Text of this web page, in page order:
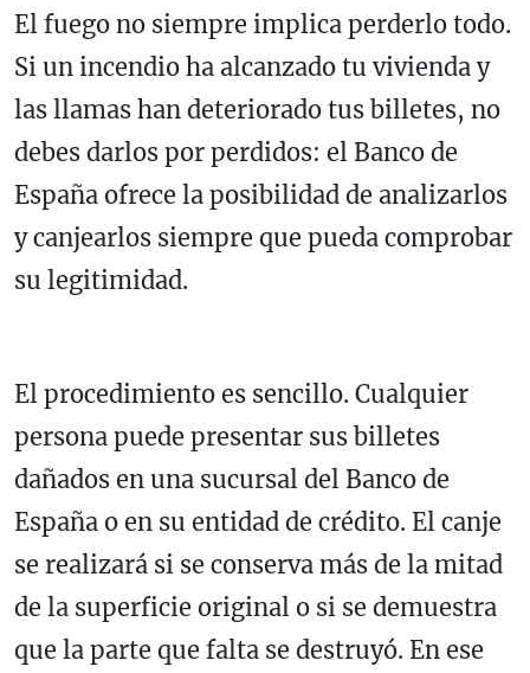
El fuego no siempre implica perderlo todo.
Si un incendio ha alcanzado tu vivienda y
las llamas han deteriorado tus billetes, no
debes darlos por perdidos: el Banco de
España ofrece la posibilidad de analizarlos
y canjearlos siempre que pueda comprobar
su legitimidad.
El procedimiento es sencillo. Cualquier
persona puede presentar sus billetes
dañados en una sucursal del Banco de
España o en su entidad de crédito. El canje
se realizará si se conserva más de la mitad
de la superficie original o si se demuestra
que la parte que falta se destruyó. En ese